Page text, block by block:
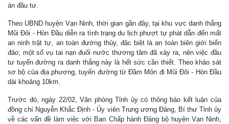
án đầu tư.
Theo UBND huyện Vạn Ninh, thời gian gần đây, tại khu vực danh thắng
Mũi Đôi - Hòn Đầu diễn ra tình trạng du lịch phượt tự phát dẫn đến mất
an ninh trật tự, an toàn đường thủy, đặc biệt là an toàn biên giới biển
đảo; một số vụ tai nạn đuối nước thương tâm đã xảy ra, nên việc đầu
tư tuyến đường ra danh thắng này là hết sức cần thiết. Theo khảo sát
sơ bộ của địa phương, tuyến đường từ Đầm Môn đi Mũi Đôi - Hòn Đầu
dài khoảng 10km.
Trước đó, ngày 22/02, Văn phòng Tỉnh ủy có thông báo kết luận của
đồng chí Nguyễn Khắc Định - Ủy viên Trung ương Đảng, Bí thư Tỉnh ủy
về các vấn đề làm việc với Ban Chấp hành Đảng bộ huyện Vạn Ninh,